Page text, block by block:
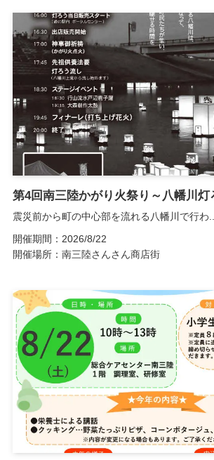
第4回南三陸かがり火祭り～八幡川灯
震災前から町の中心部を流れる八幡川で行わ...
開催期間：2026/8/22
開催場所：南三陸さんさん商店街